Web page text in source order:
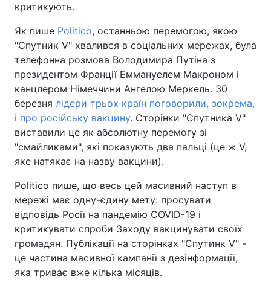
Відео з Youtube
Інтерв'ю Думки
Архів Вакансії
Контакти
ПОСЛУГИ
Реклама на сайті Фотобанк
Моніторинг Пресцентр
критикують.
Як пише Politico, останньою перемогою, якою
"Спутник V" хвалився в соціальних мережах, була
телефонна розмова Володимира Путіна з
президентом Франції Еммануелем Макроном і
канцлером Німеччини Ангелою Меркель. 30
березня лідери трьох країн поговорили, зокрема,
і про російську вакцину. Сторінки "Спутника V"
виставили це як абсолютну перемогу зі
"смайликами", які показують два пальці (це ж V,
яке натякає на назву вакцини).
Politico пише, що весь цей масивний наступ в
мережі має одну-єдину мету: просувати
відповідь Росії на пандемію COVID-19 і
критикувати спроби Заходу вакцинувати своїх
громадян. Публікації на сторінках "Спутинк V" -
це частина масивної кампанії з дезінформації,
яка триває вже кілька місяців.